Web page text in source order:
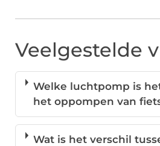
Veelgestelde
Welke luchtpomp is
het oppompen van
Wat is het verschil